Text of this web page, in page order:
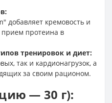
добавляет кремовость и
протеина в
тренировок и диет:
так и кардионагрузок, а
за своим рационом.
— 30 г):